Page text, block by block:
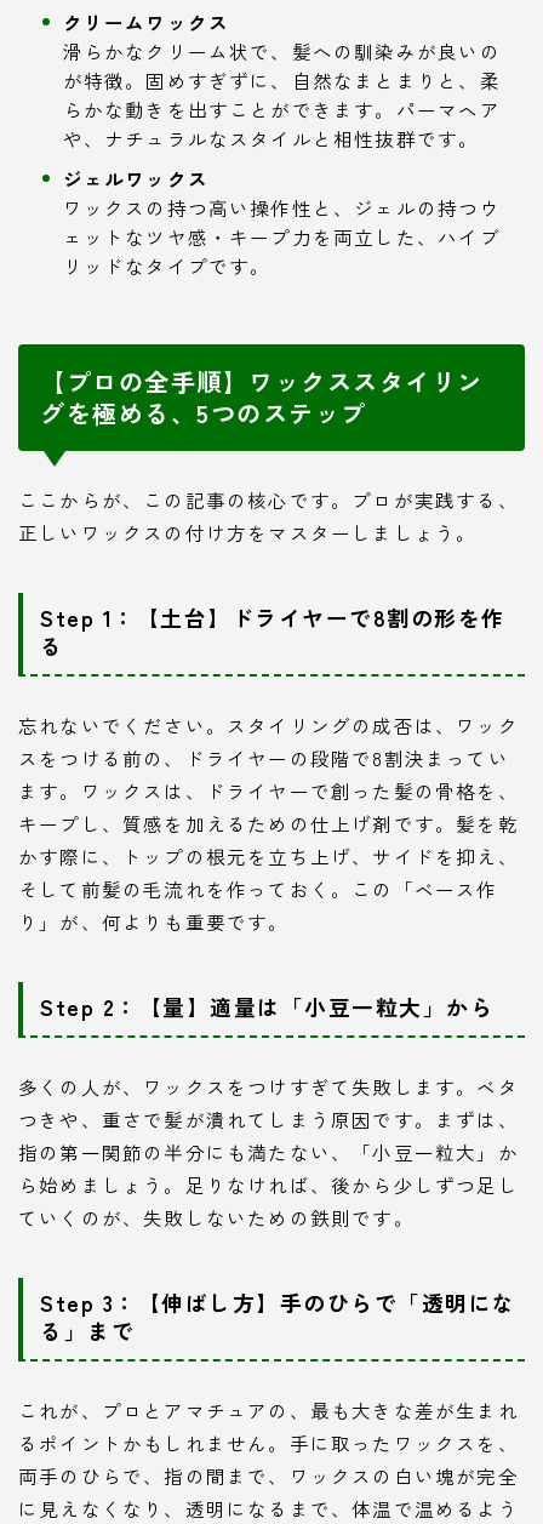
クリームワックス
滑らかなクリーム状で、髪への馴染みが良いの
が特徴。固めすぎずに、自然なまとまりと、柔
らかな動きを出すことができます。パーマヘア
や、ナチュラルなスタイルと相性抜群です。
ジェルワックス
ワックスの持つ高い操作性と、ジェルの持つウ
ェットなツヤ感・キープ力を両立した、ハイブ
リッドなタイプです。
【プロの全手順】ワックススタイリン
グを極める、5つのステップ
ここからが、この記事の核心です。プロが実践する、
正しいワックスの付け方をマスターしましょう。
Step 1：【土台】ドライヤーで8割の形を作
る
忘れないでください。スタイリングの成否は、ワック
スをつける前の、ドライヤーの段階で8割決まってい
ます。ワックスは、ドライヤーで創った髪の骨格を、
キープし、質感を加えるための仕上げ剤です。髪を乾
かす際に、トップの根元を立ち上げ、サイドを抑え、
そして前髪の毛流れを作っておく。この「ベース作
り」が、何よりも重要です。
Step 2：【量】適量は「小豆一粒大」から
多くの人が、ワックスをつけすぎて失敗します。ベタ
つきや、重さで髪が潰れてしまう原因です。まずは、
指の第一関節の半分にも満たない、「小豆一粒大」か
ら始めましょう。足りなければ、後から少しずつ足し
ていくのが、失敗しないための鉄則です。
Step 3：【伸ばし方】手のひらで「透明にな
る」まで
これが、プロとアマチュアの、最も大きな差が生まれ
るポイントかもしれません。手に取ったワックスを、
両手のひらで、指の間まで、ワックスの白い塊が完全
に見えなくなり、透明になるまで、体温で温めるよう